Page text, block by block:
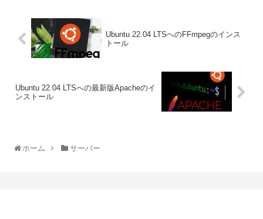
Ubuntu 22.04 LTSへのFFmpegのインス
トール
Ubuntu 22.04 LTSへの最新版Apacheのイ
ンストール
ホーム サーバー